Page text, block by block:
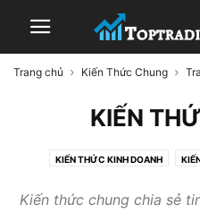
Trang chủ Kiến Thức Chung
KIẾN
KIẾN THỨC KINH DOANH
Kiến thức chung chia sẻ